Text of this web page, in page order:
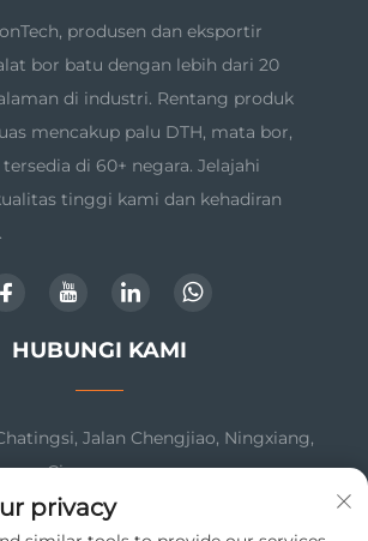
produsen dan eksportir
bor batu dengan lebih dari 20
di industri. Rentang produk
mencakup palu DTH, mata bor,
di 60+ negara. Jelajahi
tinggi kami dan kehadiran
HUBUNGI KAMI
Jalan Chengjiao, Ningxiang,
Cina
+86-17369211460
privacy